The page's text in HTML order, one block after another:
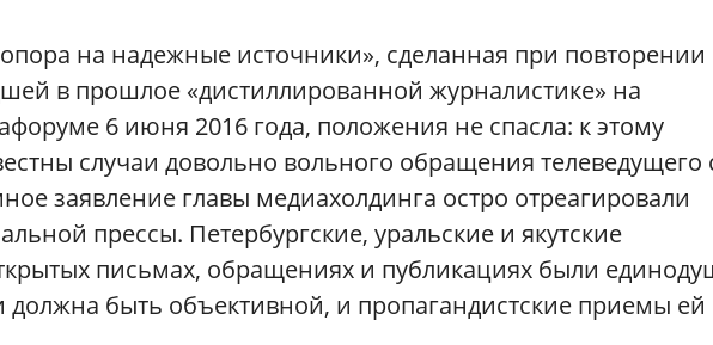
на надежные источники», сделанная при повторении
в прошлое «дистиллированной журналистике» на
6 июня 2016 года, положения не спасла: к этому
случаи довольно вольного обращения телеведущего
заявление главы медиахолдинга остро отреагировали
прессы. Петербургские, уральские и якутские
письмах, обращениях и публикациях были
быть объективной, и пропагандистские приемы ей